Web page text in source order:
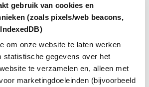
gebruik van cookies en
(zoals pixels/web beacons,
om onze website te laten werken
statistische gegevens over het
te verzamelen en, alleen met
marketingdoeleinden (bijvoorbeeld
is toestemming voor
vereist.Accepteer cookies
gebruikt, kunt u de blokkering